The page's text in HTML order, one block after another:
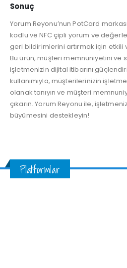
Sonuç
Yorum Reyonu’nun PotCard
kodlu ve NFC çipli yorum ve
geri bildirimlerini artırmak için etkili
Bu ürün, müşteri memnuniyetini ve
işletmenizin dijital itibarını
kullanımıyla, müşterilerinizin
olanak tanıyın ve müşteri
çıkarın. Yorum Reyonu ile,
büyümesini destekleyin!
Platformlar